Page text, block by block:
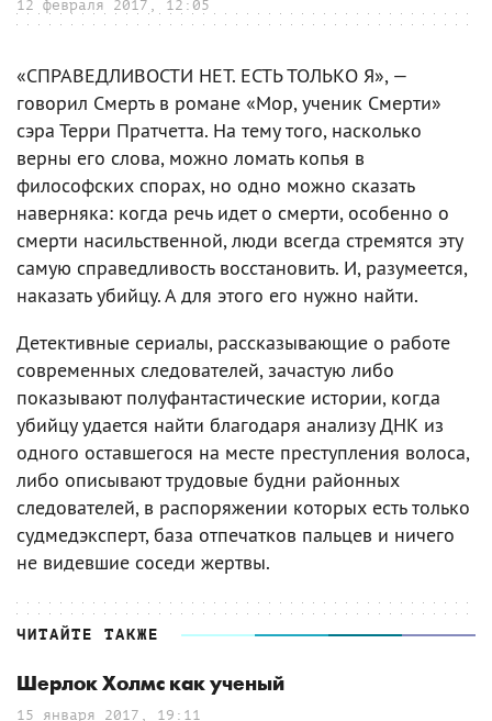
12 февраля 2017, 12:05
«СПРАВЕДЛИВОСТИ НЕТ. ЕСТЬ ТОЛЬКО Я», —
говорил Смерть в романе «Мор, ученик Смерти»
сэра Терри Пратчетта. На тему того, насколько
верны его слова, можно ломать копья в
философских спорах, но одно можно сказать
наверняка: когда речь идет о смерти, особенно о
смерти насильственной, люди всегда стремятся эту
самую справедливость восстановить. И, разумеется,
наказать убийцу. А для этого его нужно найти.
Детективные сериалы, рассказывающие о работе
современных следователей, зачастую либо
показывают полуфантастические истории, когда
убийцу удается найти благодаря анализу ДНК из
одного оставшегося на месте преступления волоса,
либо описывают трудовые будни районных
следователей, в распоряжении которых есть только
судмедэксперт, база отпечатков пальцев и ничего
не видевшие соседи жертвы.
ЧИТАЙТЕ ТАКЖЕ
Шерлок Холмс как ученый
15 января 2017, 19:11